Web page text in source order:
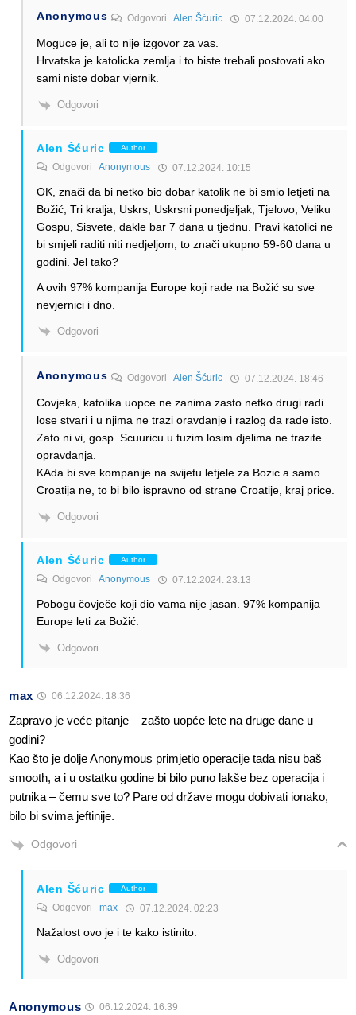
Anonymous OdgovoriAlen Šćuric 07.12.2024. 04:00
Moguce je, ali to nije izgovor za vas.
Hrvatska je katolicka zemlja i to biste trebali postovati ako
sami niste dobar vjernik.
Odgovori
Alen Šćuric Author
Odgovori Anonymous 07.12.2024. 10:15
OK, znači da bi netko bio dobar katolik ne bi smio letjeti na
Božić, Tri kralja, Uskrs, Uskrsni ponedjeljak, Tjelovo, Veliku
Gospu, Sisvete, dakle bar 7 dana u tjednu. Pravi katolici ne
bi smjeli raditi niti nedjeljom, to znači ukupno 59-60 dana u
godini. Jel tako?
A ovih 97% kompanija Europe koji rade na Božić su sve
nevjernici i dno.
Odgovori
Anonymous OdgovoriAlen Šćuric 07.12.2024. 18:46
Covjeka, katolika uopce ne zanima zasto netko drugi radi
lose stvari i u njima ne trazi oravdanje i razlog da rade isto.
Zato ni vi, gosp. Scuuricu u tuzim losim djelima ne trazite
opravdanja.
KAda bi sve kompanije na svijetu letjele za Bozic a samo
Croatija ne, to bi bilo ispravno od strane Croatije, kraj price.
Odgovori
Alen Šćuric Author
Odgovori Anonymous 07.12.2024. 23:13
Pobogu čovječe koji dio vama nije jasan. 97% kompanija
Europe leti za Božić.
Odgovori
max 06.12.2024. 18:36
Zapravo je veće pitanje – zašto uopće lete na druge dane u
godini?
Kao što je dolje Anonymous primjetio operacije tada nisu baš
smooth, a i u ostatku godine bi bilo puno lakše bez operacija i
putnika – čemu sve to? Pare od države mogu dobivati ionako,
bilo bi svima jeftinije.
Odgovori
Alen Šćuric Author
Odgovori max 07.12.2024. 02:23
Nažalost ovo je i te kako istinito.
Odgovori
Anonymous 06.12.2024. 16:39